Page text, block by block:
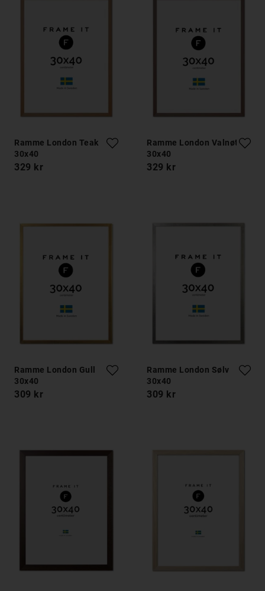
Ramme London Teak
30x40
329 kr
Ramme London Valnøtt
30x40
329 kr
Ramme London Gull
30x40
309 kr
Ramme London Sølv
30x40
309 kr